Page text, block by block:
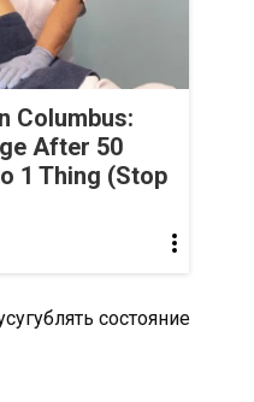
Columbus:
After 50
1 Thing (Stop
состояние